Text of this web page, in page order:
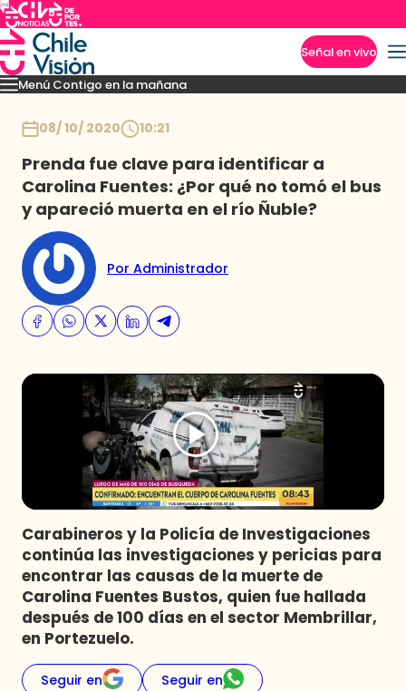
Señal en vivo
Menú Contigo en la mañana
MomentosReportajesDenunciasPolicialPolíticaEspectáculo
08/ 10/ 2020 10:21
Prenda fue clave para identificar a
Carolina Fuentes: ¿Por qué no tomó el bus
y apareció muerta en el río Ñuble?
Por Administrador
Carabineros y la Policía de Investigaciones
continúa las investigaciones y pericias para
encontrar las causas de la muerte de
Carolina Fuentes Bustos, quien fue hallada
después de 100 días en el sector Membrillar,
en Portezuelo.
Seguir en Seguir en
Imperdibles
Programas
Club De La Comedia
Contigo en Directo
Plan Perfecto
El Tiempo
Sabingo
Todos Los Programas